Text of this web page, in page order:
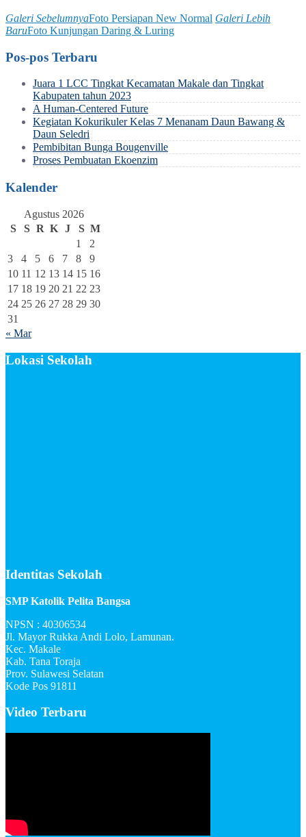
Galeri SebelumnyaFoto Persiapan New Normal Galeri Lebih
BaruFoto Kunjungan Daring & Luring
Pos-pos Terbaru
Juara 1 LCC Tingkat Kecamatan Makale dan Tingkat
Kabupaten tahun 2023
A Human-Centered Future
Kegiatan Kokurikuler Kelas 7 Menanam Daun Bawang &
Daun Seledri
Pembibitan Bunga Bougenville
Proses Pembuatan Ekoenzim
Kalender
Agustus 2026
S
S R K J S M
1
2
3
4 5 6 7 8
9
10 11 12 13 14 15 16
17 18 19 20 21 22 23
24 25 26 27 28 29 30
31
« Mar
Lokasi Sekolah
Identitas Sekolah
SMP Katolik Pelita Bangsa
NPSN : 40306534
Jl. Mayor Rukka Andi Lolo, Lamunan.
Kec. Makale
Kab. Tana Toraja
Prov. Sulawesi Selatan
Kode Pos 91811
Video Terbaru